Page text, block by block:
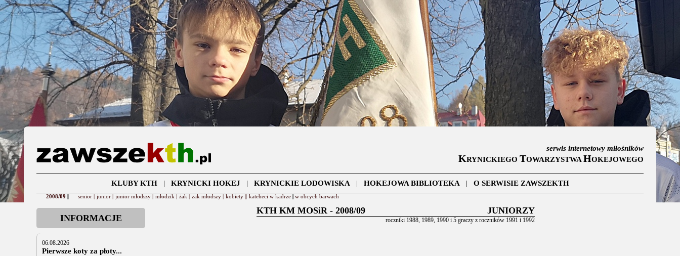
serwis internetowy miłośników
KRYNICKIEGO TOWARZYSTWA HOKEJOWEGO
KLUBY KTH| KRYNICKI HOKEJ | KRYNICKIE LODOWISKA | HOKEJOWA BIBLIOTEKA | O SERWISIE ZAWSZEKTH
2008/09 || senior | junior | junior młodszy | młodzik | żak | żak młodszy | kobiety || kateheci w kadrze||w obcych barwach
INFORMACJE
06.08.2026
Pierwsze koty za płoty...
KTH KM MOSiR - 2008/09 JUNIORZY
roczniki 1988, 1989, 1990 i 5 graczy z roczników 1991 i 1992